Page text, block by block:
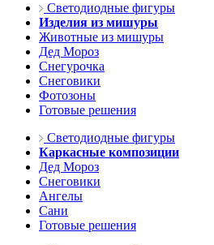
Светодиодные фигуры
Изделия из мишуры
Животные из мишуры
Дед Мороз
Снегурочка
Снеговики
Фотозоны
Готовые решения
Светодиодные фигуры
Каркасные композиции
Дед Мороз
Снеговики
Ангелы
Сани
Готовые решения